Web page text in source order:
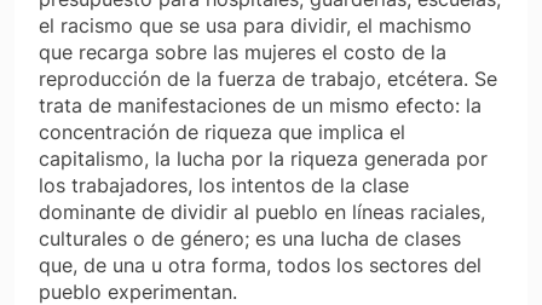
el racismo que se usa para dividir, el machismo
que recarga sobre las mujeres el costo de la
reproducción de la fuerza de trabajo, etcétera. Se
trata de manifestaciones de un mismo efecto: la
concentración de riqueza que implica el
capitalismo, la lucha por la riqueza generada por
los trabajadores, los intentos de la clase
dominante de dividir al pueblo en líneas raciales,
culturales o de género; es una lucha de clases
que, de una u otra forma, todos los sectores del
pueblo experimentan.